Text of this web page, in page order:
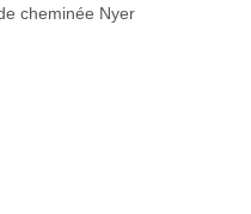
cheminée Nyer